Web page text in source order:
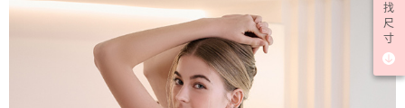
找
尺
寸